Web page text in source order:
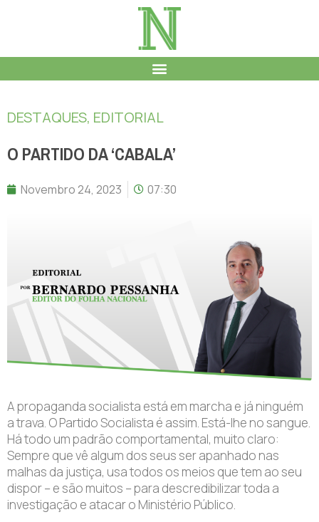
DESTAQUES, EDITORIAL
O PARTIDO DA ‘CABALA’
Novembro 24, 2023 07:30
A propaganda socialista está em marcha e já ninguém
a trava. O Partido Socialista é assim. Está-lhe no sangue.
Há todo um padrão comportamental, muito claro:
Sempre que vê algum dos seus ser apanhado nas
malhas da justiça, usa todos os meios que tem ao seu
dispor – e são muitos – para descredibilizar toda a
investigação e atacar o Ministério Público.